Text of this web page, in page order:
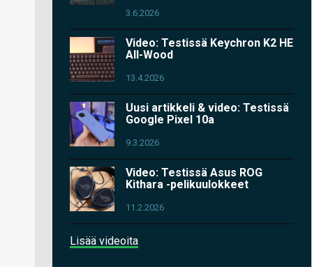
3.6.2026
Video: Testissä Keychron K2 HE
All-Wood
13.4.2026
Uusi artikkeli & video: Testissä
Google Pixel 10a
9.3.2026
Video: Testissä Asus ROG
Kithara -pelikuulokkeet
11.2.2026
Lisää videoita